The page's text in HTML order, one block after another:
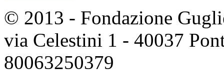
© 2013 - Fondazione
via Celestini 1 - 40037
80063250379